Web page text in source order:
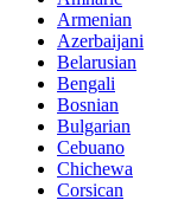
Armenian
Azerbaijani
Belarusian
Bengali
Bosnian
Bulgarian
Cebuano
Chichewa
Corsican